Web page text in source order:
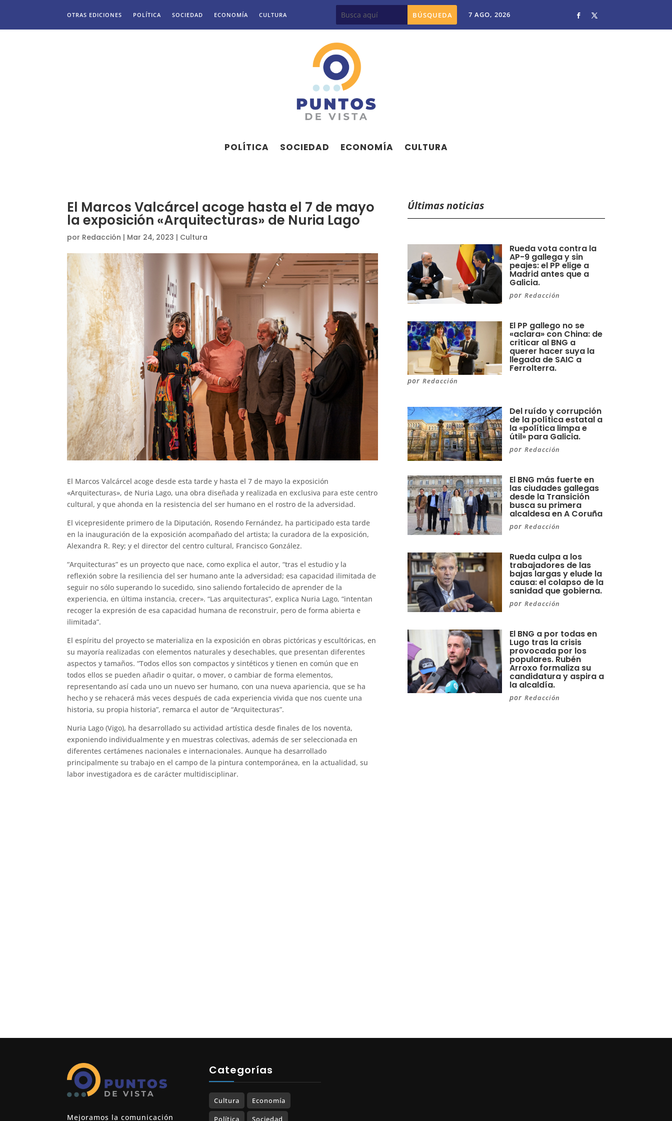
OTRAS EDICIONES POLÍTICA SOCIEDAD ECONOMÍA CULTURA 7 AGO, 2026
POLÍTICA SOCIEDAD ECONOMÍA CULTURA
El Marcos Valcárcel acoge hasta el 7 de mayo
la exposición «Arquitecturas» de Nuria Lago
por Redacción | Mar 24, 2023 | Cultura
El Marcos Valcárcel acoge desde esta tarde y hasta el 7 de mayo la exposición
«Arquitecturas», de Nuria Lago, una obra diseñada y realizada en exclusiva para este centro
cultural, y que ahonda en la resistencia del ser humano en el rostro de la adversidad.
El vicepresidente primero de la Diputación, Rosendo Fernández, ha participado esta tarde
en la inauguración de la exposición acompañado del artista; la curadora de la exposición,
Alexandra R. Rey; y el director del centro cultural, Francisco González.
“Arquitecturas” es un proyecto que nace, como explica el autor, “tras el estudio y la
reflexión sobre la resiliencia del ser humano ante la adversidad; esa capacidad ilimitada de
seguir no sólo superando lo sucedido, sino saliendo fortalecido de aprender de la
experiencia, en última instancia, crecer». “Las arquitecturas”, explica Nuria Lago, “intentan
recoger la expresión de esa capacidad humana de reconstruir, pero de forma abierta e
ilimitada”.
El espíritu del proyecto se materializa en la exposición en obras pictóricas y escultóricas, en
su mayoría realizadas con elementos naturales y desechables, que presentan diferentes
aspectos y tamaños. “Todos ellos son compactos y sintéticos y tienen en común que en
todos ellos se pueden añadir o quitar, o mover, o cambiar de forma elementos,
representando así cada uno un nuevo ser humano, con una nueva apariencia, que se ha
hecho y se rehacerá más veces después de cada experiencia vivida que nos cuente una
historia, su propia historia”, remarca el autor de “Arquitecturas”.
Nuria Lago (Vigo), ha desarrollado su actividad artística desde finales de los noventa,
exponiendo individualmente y en muestras colectivas, además de ser seleccionada en
diferentes certámenes nacionales e internacionales. Aunque ha desarrollado
principalmente su trabajo en el campo de la pintura contemporánea, en la actualidad, su
labor investigadora es de carácter multidisciplinar.
Últimas noticias
Rueda vota contra la
AP-9 gallega y sin
peajes: el PP elige a
Madrid antes que a
Galicia.
porRedacción
El PP gallego no se
«aclara» con China: de
criticar al BNG a
querer hacer suya la
llegada de SAIC a
Ferrolterra.
por Redacción
Del ruído y corrupción
de la política estatal a
la «política limpa e
útil» para Galicia.
porRedacción
El BNG más fuerte en
las ciudades gallegas
desde la Transición
busca su primera
alcaldesa en A Coruña
porRedacción
Rueda culpa a los
trabajadores de las
bajas largas y elude la
causa: el colapso de la
sanidad que gobierna.
porRedacción
El BNG a por todas en
Lugo tras la crisis
provocada por los
populares. Rubén
Arroxo formaliza su
candidatura y aspira a
la alcaldía.
porRedacción
Mejoramos la comunicación
Categorías
Cultura Economía